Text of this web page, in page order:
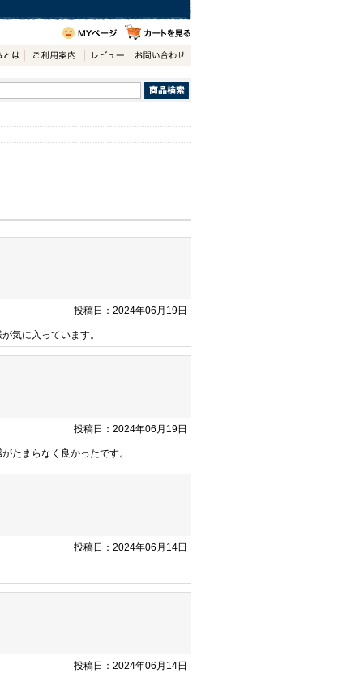
投稿日：2024年06月19日
気に入っています。
投稿日：2024年06月19日
たまらなく良かったです。
投稿日：2024年06月14日
投稿日：2024年06月14日